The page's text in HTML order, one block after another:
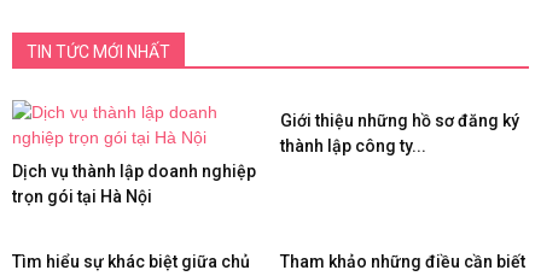
TIN TỨC MỚI NHẤT
Dịch vụ thành lập doanh nghiệp
trọn gói tại Hà Nội
Giới thiệu những hồ sơ đăng ký
thành lập công ty...
Tìm hiểu sự khác biệt giữa chủ
Tham khảo những điều cần biết